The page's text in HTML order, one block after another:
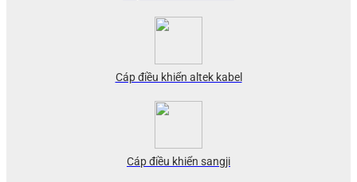
Cáp điều khiển altek kabel
Cáp điều khiển sangji